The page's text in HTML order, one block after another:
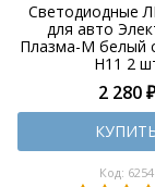
Светодиодные
для авто
Плазма-М белый
H11 2
2 280 ₽
Код: 6254